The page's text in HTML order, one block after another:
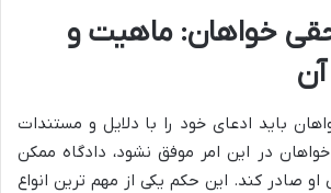
خواهان: ماهیت و
باید ادعای خود را با دلایل و مستندات
در این امر موفق نشود، دادگاه ممکن
صادر کند. این حکم یکی از مهم ترین انواع